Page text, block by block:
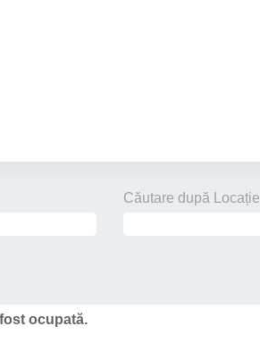
Căutare după Locație
ocupată.